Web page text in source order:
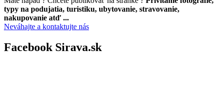
typy na podujatia, turistiku, ubytovanie, stravovanie,
nakupovanie atď ...
Neváhajte a kontaktujte nás
Facebook Sirava.sk